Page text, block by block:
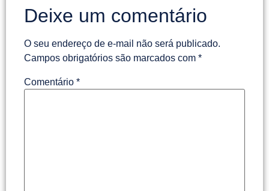
Deixe um comentário
O seu endereço de e-mail não será publicado.
Campos obrigatórios são marcados com *
Comentário *